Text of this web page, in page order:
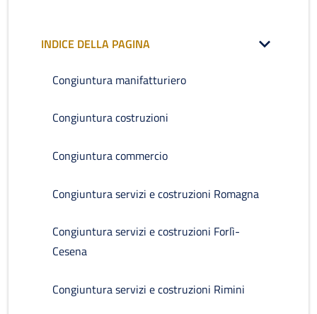
INDICE DELLA PAGINA
Congiuntura manifatturiero
Congiuntura costruzioni
Congiuntura commercio
Congiuntura servizi e costruzioni Romagna
Congiuntura servizi e costruzioni Forlì-
Cesena
Congiuntura servizi e costruzioni Rimini